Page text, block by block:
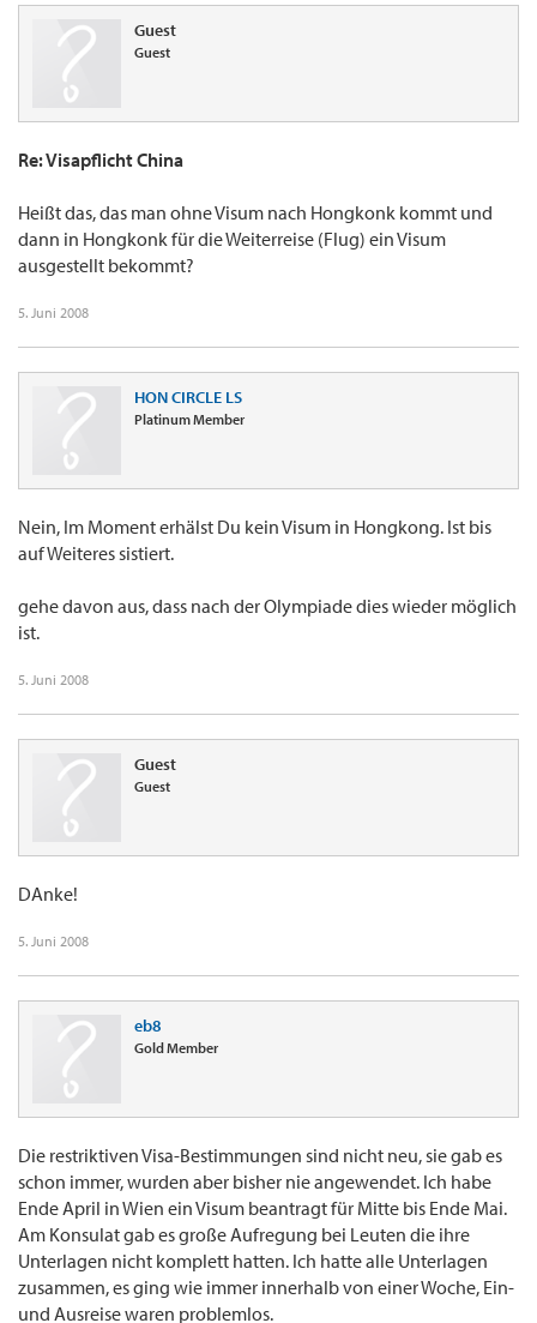
Guest
Guest
Re: Visapflicht China
Heißt das, das man ohne Visum nach Hongkonk kommt und
dann in Hongkonk für die Weiterreise (Flug) ein Visum
ausgestellt bekommt?
5. Juni 2008
HON CIRCLE LS
Platinum Member
Nein, Im Moment erhälst Du kein Visum in Hongkong. Ist bis
auf Weiteres sistiert.
gehe davon aus, dass nach der Olympiade dies wieder möglich
ist.
5. Juni 2008
Guest
Guest
DAnke!
5. Juni 2008
eb8
Gold Member
Die restriktiven Visa-Bestimmungen sind nicht neu, sie gab es
schon immer, wurden aber bisher nie angewendet. Ich habe
Ende April in Wien ein Visum beantragt für Mitte bis Ende Mai.
Am Konsulat gab es große Aufregung bei Leuten die ihre
Unterlagen nicht komplett hatten. Ich hatte alle Unterlagen
zusammen, es ging wie immer innerhalb von einer Woche, Ein-
und Ausreise waren problemlos.